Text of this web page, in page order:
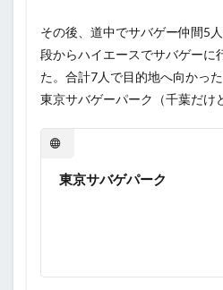
その後、道中でサバゲー仲間5
段からハイエースでサバゲーに
た。合計7人で目的地へ向かっ
東京サバゲーパーク（千葉だけ
東京サバゲパーク